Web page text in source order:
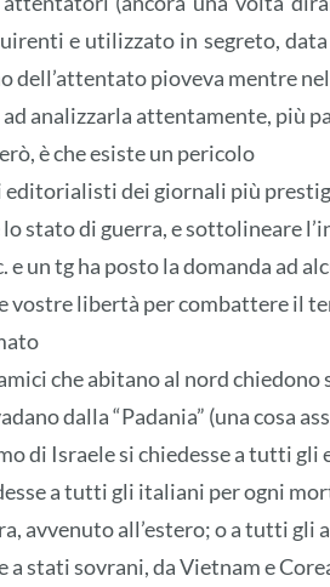
e utilizzato in segreto,
dell’attentato pioveva mentre
ad analizzarla attentamente, più
è che esiste un pericolo
editorialisti dei giornali più
stato di guerra, e sottolineare
e un tg ha posto la domanda ad
vostre libertà per combattere il
che abitano al nord chiedono
dalla “Padania” (una cosa
di Israele si chiedesse a tutti gli
a tutti gli italiani per ogni
avvenuto all’estero; o a tutti gli
a stati sovrani, da Vietnam e